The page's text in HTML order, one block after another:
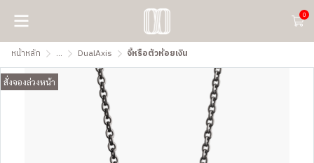
0
หน้าหลัก ... DualAxis จี้หรือตัวห้อยเงิน
สั่งจองล่วงหน้า